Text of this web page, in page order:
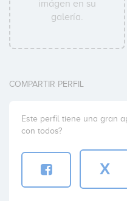
imágen en su
galería.
COMPARTIR PERFIL
Este perfil tiene una gran
con todos?
X